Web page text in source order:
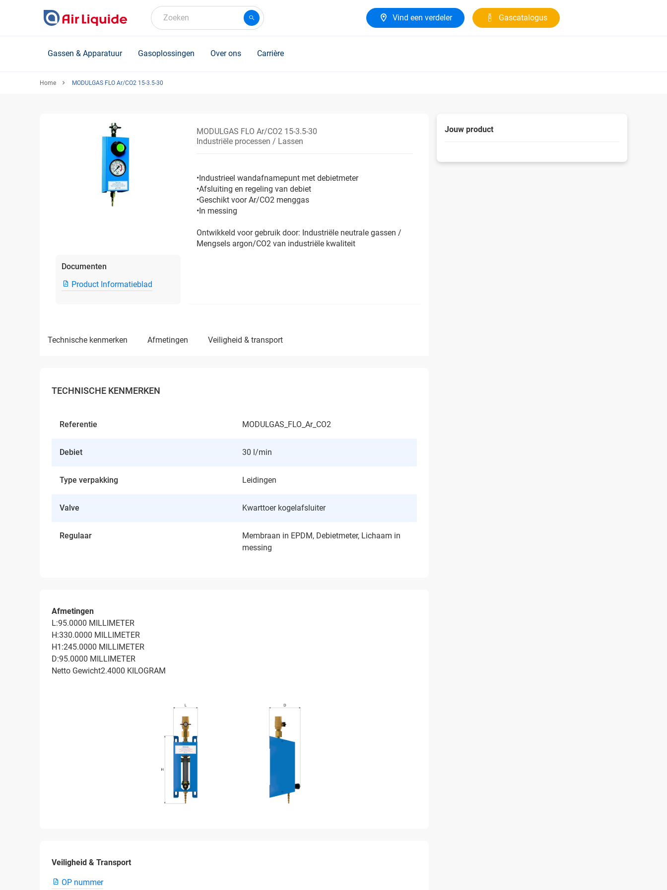
Zoeken Vind een verdeler Gascatalogus
Gassen & Apparatuur Gasoplossingen Over ons Carrière
Home MODULGAS FLO Ar/CO2 15-3.5-30
Documenten
Product Informatieblad
MODULGAS FLO Ar/CO2 15-3.5-30
Industriële processen / Lassen
•Industrieel wandafnamepunt met debietmeter
•Afsluiting en regeling van debiet
•Geschikt voor Ar/CO2 menggas
•In messing
Ontwikkeld voor gebruik door: Industriële neutrale gassen /
Mengsels argon/CO2 van industriële kwaliteit
technische kenmerken afmetingen veiligheid & transport
TECHNISCHE KENMERKEN
Referentie MODULGAS_FLO_Ar_CO2
Debiet 30 l/min
Type verpakking Leidingen
Valve Kwarttoer kogelafsluiter
Regulaar
Membraan in EPDM, Debietmeter, Lichaam in
messing
Afmetingen
L:95.0000 MILLIMETER
H:330.0000 MILLIMETER
H1:245.0000 MILLIMETER
D:95.0000 MILLIMETER
Netto Gewicht2.4000 KILOGRAM
Veiligheid & Transport
OP nummer
Jouw product